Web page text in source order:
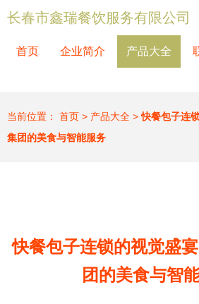
长春市鑫瑞餐饮服务有限公司
首页 企业简介 产品大全
当前位置： 首页 > 产品大全 > 快餐包子连
集团的美食与智能服务
快餐包子连锁的视觉盛
团的美食与智